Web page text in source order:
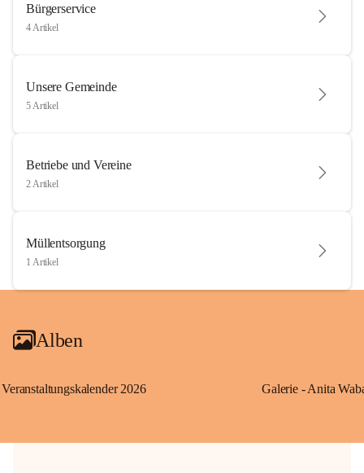
Bürgerservice
4 Artikel
Unsere Gemeinde
5 Artikel
Betriebe und Vereine
2 Artikel
Müllentsorgung
1 Artikel
Alben
Veranstaltungskalender 2026 Galerie - Anita